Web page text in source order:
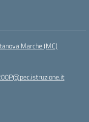
Marche (MC)